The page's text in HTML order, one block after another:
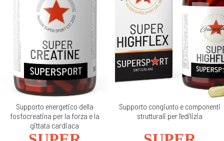
Supporto energetico della
fosfocreatina per la forza e la
gittata cardiaca
Supporto congiunto e componenti
strutturali per l'edilizia